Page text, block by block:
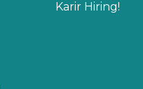
Karir Hiring!